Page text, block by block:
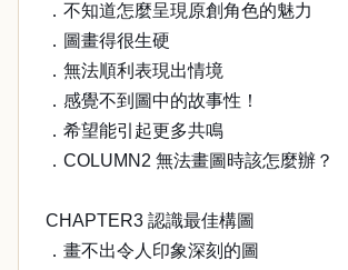
．不知道怎麼呈現原創角色的魅力
．圖畫得很生硬
．無法順利表現出情境
．感覺不到圖中的故事性！
．希望能引起更多共鳴
．COLUMN2 無法畫圖時該怎麼辦？
CHAPTER3 認識最佳構圖
．畫不出令人印象深刻的圖